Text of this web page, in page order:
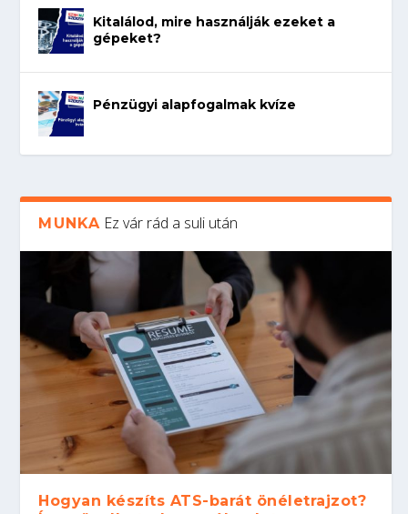
Kitalálod, mire használják ezeket a
gépeket?
Pénzügyi alapfogalmak kvíze
MUNKA Ez vár rád a suli után
Hogyan készíts ATS-barát önéletrajzot?